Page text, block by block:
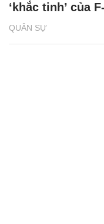
QUÂN SỰ
‘khắc tinh’ của